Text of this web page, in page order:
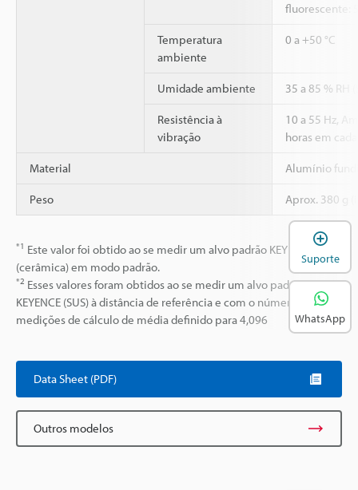
fluorescente:
Temperatura
ambiente
0 a +50 °C
Umidade ambiente 35 a 85 % RH
Resistência à
vibração
10 a 55 Hz,
horas em
Material Alumínio
Peso Aprox. 380 g
*1 Este valor foi obtido ao se medir um alvo padrão KEYENCE
(cerâmica) em modo padrão.
*2 Esses valores foram obtidos ao se medir um alvo padrão da
KEYENCE (SUS) à distância de referência e com o número de
medições de cálculo de média definido para 4,096
Data Sheet (PDF)
Outros modelos
Suporte
WhatsApp